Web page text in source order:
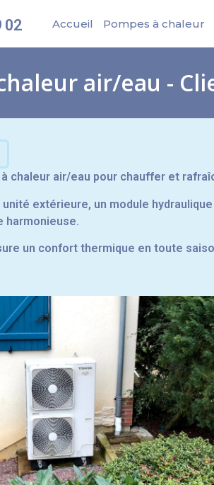
02 Accueil Pompes à chaleur
air/eau -
à chaleur air/eau pour chauffer et
unité extérieure, un module
harmonieuse.
un confort thermique en toute